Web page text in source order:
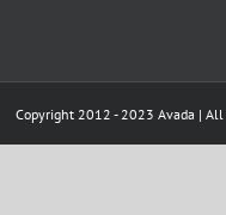
Copyright 2012 - 2023 Avada | All